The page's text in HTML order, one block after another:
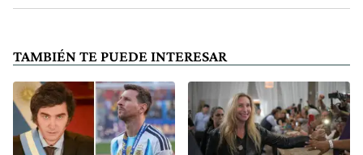
TAMBIÉN TE PUEDE INTERESAR